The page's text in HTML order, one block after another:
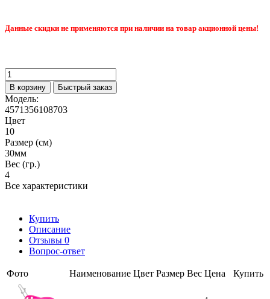
Данные скидки не применяются при наличии на товар акционной цены!
В корзину Быстрый заказ
Модель:
4571356108703
Цвет
10
Размер (см)
30мм
Вес (гр.)
4
Все характеристики
Купить
Описание
Отзывы 0
Вопрос-ответ
Фото Наименование Цвет Размер Вес Цена Купить